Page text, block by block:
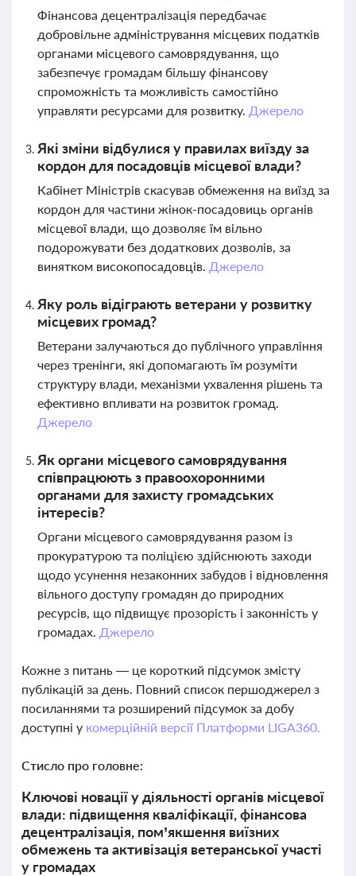
Фінансова децентралізація передбачає
добровільне адміністрування місцевих податків
органами місцевого самоврядування, що
забезпечує громадам більшу фінансову
спроможність та можливість самостійно
управляти ресурсами для розвитку. Джерело
Які зміни відбулися у правилах виїзду за
кордон для посадовців місцевої влади?
Кабінет Міністрів скасував обмеження на виїзд за
кордон для частини жінок-посадовиць органів
місцевої влади, що дозволяє їм вільно
подорожувати без додаткових дозволів, за
винятком високопосадовців. Джерело
Яку роль відіграють ветерани у розвитку
місцевих громад?
Ветерани залучаються до публічного управління
через тренінги, які допомагають їм розуміти
структуру влади, механізми ухвалення рішень та
ефективно впливати на розвиток громад.
Джерело
Як органи місцевого самоврядування
співпрацюють з правоохоронними
органами для захисту громадських
інтересів?
Органи місцевого самоврядування разом із
прокуратурою та поліцією здійснюють заходи
щодо усунення незаконних забудов і відновлення
вільного доступу громадян до природних
ресурсів, що підвищує прозорість і законність у
громадах. Джерело
Кожне з питань — це короткий підсумок змісту
публікацій за день. Повний список першоджерел з
посиланнями та розширений підсумок за добу
доступні у комерційній версії Платформи LIGA360.
Стисло про головне:
Ключові новації у діяльності органів місцевої
влади: підвищення кваліфікації, фінансова
децентралізація, пом’якшення виїзних
обмежень та активізація ветеранської участі
у громадах